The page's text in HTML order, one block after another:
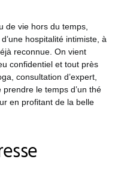
de vie hors du temps,
hospitalité intimiste, à
reconnue. On vient
confidentiel et tout près
consultation d’expert,
le temps d’un thé
en profitant de la belle